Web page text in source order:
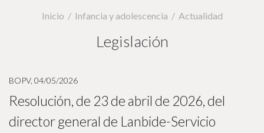
Inicio Infancia y adolescencia Actualidad
Legislación
BOPV, 04/05/2026
Resolución, de 23 de abril de 2026, del
director general de Lanbide-Servicio